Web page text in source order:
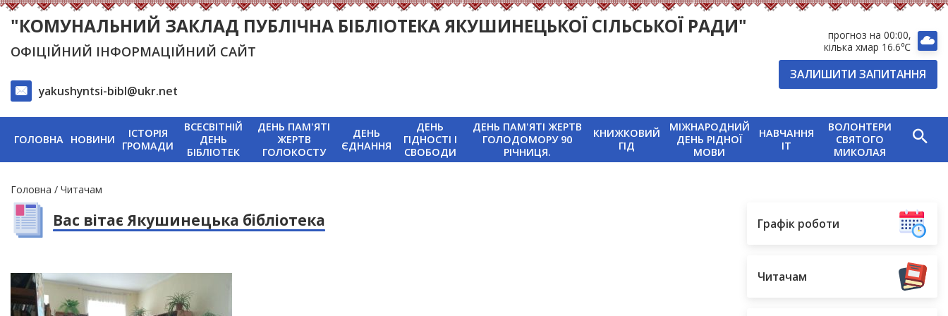
"КОМУНАЛЬНИЙ ЗАКЛАД ПУБЛІЧНА БІБЛІОТЕКА ЯКУШИНЕЦЬКОЇ СІЛЬСЬКОЇ РАДИ"
ОФІЦІЙНИЙ ІНФОРМАЦІЙНИЙ САЙТ
yakushyntsi-bibl@ukr.net
прогноз на 00:00
кілька хмар 16.6℃
ЗАЛИШИТИ ЗАПИТАННЯ
ГОЛОВНА НОВИНИ
ІСТОРІЯ
ГРОМАДИ
ВСЕСВІТНІЙ
ДЕНЬ
БІБЛІОТЕК
ДЕНЬ ПАМ'ЯТІ
ЖЕРТВ
ГОЛОКОСТУ
ДЕНЬ
ЄДНАННЯ
ДЕНЬ
ГІДНОСТІ І
СВОБОДИ
ДЕНЬ ПАМ'ЯТІ ЖЕРТВ
ГОЛОДОМОРУ 90
РІЧНИЦЯ.
КНИЖКОВИЙ
ГІД
МІЖНАРОДНИЙ
ДЕНЬ РІДНОЇ
МОВИ
НАВЧАННЯ
IT
ВОЛОНТЕРИ
СВЯТОГО
МИКОЛАЯ
Рядок
навіґації
Головна Читачам
Вас вітає Якушинецька бібліотека Графік роботи
Читачам